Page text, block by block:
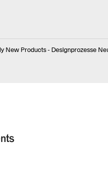
New Products - Designprozesse